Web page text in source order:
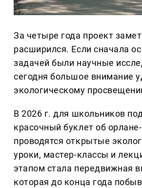
За четыре года проект
расширился. Если сначала
задачей были научные
сегодня большое внимание
экологическому
В 2026 г. для школьников
красочный буклет об
проводятся открытые
уроки, мастер-классы и
этапом стала передвижная
которая до конца года